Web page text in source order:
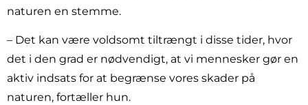
naturen en stemme.
– Det kan være voldsomt tiltrængt i disse tider, hvor
det i den grad er nødvendigt, at vi mennesker gør en
aktiv indsats for at begrænse vores skader på
naturen, fortæller hun.